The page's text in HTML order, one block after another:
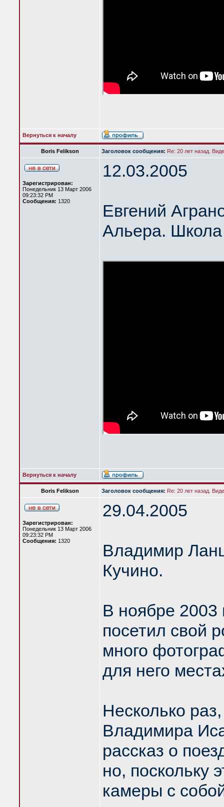
Вернуться к началу
Boris Felikson Заголовок сообщения: Re: 20 лет назад.
Зарегистрирован:
Понедельник 13 Март 2006
09:23:32 PM
Сообщения: 1320
12.03.2005
Евгений
Альера. Школа
Вернуться к началу
Boris Felikson Заголовок сообщения: Re: 20 лет назад.
Зарегистрирован:
Понедельник 13 Март 2006
09:23:32 PM
Сообщения: 1320
29.04.2005
Владимир
Кучино.
В ноябре 2003
посетил свой
много
для него
Несколько
Владимира
рассказ о
но, поскольку
камеры с